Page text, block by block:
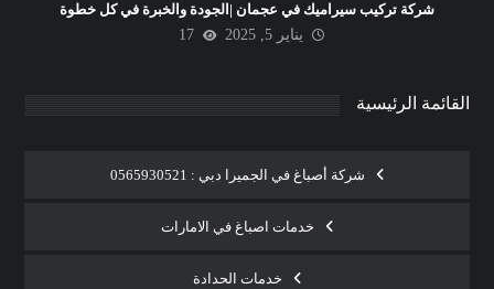
شركة تركيب سيراميك في عجمان |الجودة والخبرة في كل خطوة
يناير 5, 2025
17
القائمة الرئيسية
شركة أصباغ في الجميرا دبي : 0565930521
خدمات اصباغ في الامارات
خدمات الحدادة